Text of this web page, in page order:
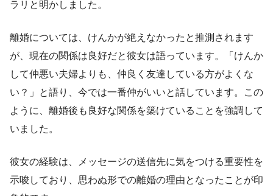
ラリと明かしました。
離婚については、けんかが絶えなかったと推測されます
が、現在の関係は良好だと彼女は語っています。「けんか
して仲悪い夫婦よりも、仲良く友達している方がよくな
い？」と語り、今では一番仲がいいと話しています。この
ように、離婚後も良好な関係を築けていることを強調して
いました。
彼女の経験は、メッセージの送信先に気をつける重要性を
示唆しており、思わぬ形での離婚の理由となったことが印